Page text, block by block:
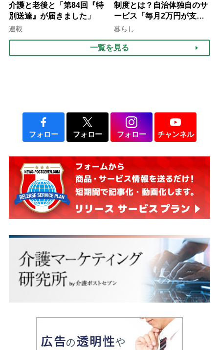
介護と老後と「第84回『特
別送達』が届きました」
連載
制度とは？自治体独自のサ
ービス「毎月2万円が支給
される」ケースも【FP解
暮らし
一覧を見る
フォロー フォロー フォロー チャンネル